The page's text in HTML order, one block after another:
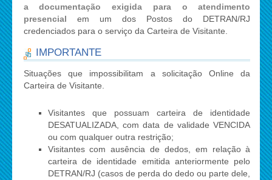
a documentação exigida para o atendimento
presencial em um dos Postos do DETRAN/RJ
credenciados para o serviço da Carteira de Visitante.
IMPORTANTE
Situações que impossibilitam a solicitação Online da
Carteira de Visitante.
Visitantes que possuam carteira de identidade
DESATUALIZADA, com data de validade VENCIDA
ou com qualquer outra restrição;
Visitantes com ausência de dedos, em relação à
carteira de identidade emitida anteriormente pelo
DETRAN/RJ (casos de perda do dedo ou parte dele,